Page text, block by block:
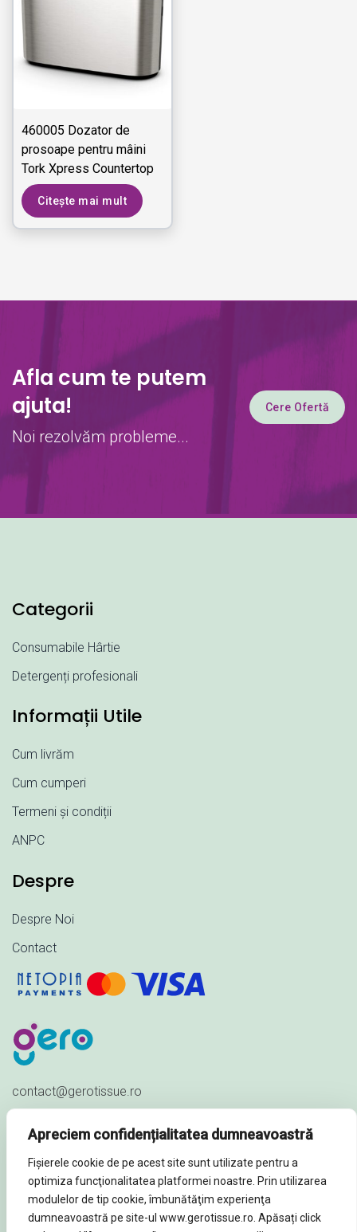
Apreciem confidențialitatea dumneavoastră
Fișierele cookie de pe acest site sunt utilizate pentru a
optimiza funcţionalitatea platformei noastre. Prin utilizarea
modulelor de tip cookie, îmbunătăţim experienţa
dumneavoastră pe site-ul www.gerotissue.ro. Apăsați click
460005 Dozator de
prosoape pentru mâini
Tork Xpress Countertop
Multifold
Citește mai mult
Afla cum te putem
ajuta!
Noi rezolvăm probleme...
Cere Ofertă
Categorii
Consumabile Hârtie
Detergenți profesionali
Informații Utile
Cum livrăm
Cum cumperi
Termeni și condiții
ANPC
Despre
Despre Noi
Contact
contact@gerotissue.ro
Str. Al. Ioan Cuza nr. 23,
Sat Păuleștii Noi, Comuna Păulești,
Prahova - ROMÂNIA